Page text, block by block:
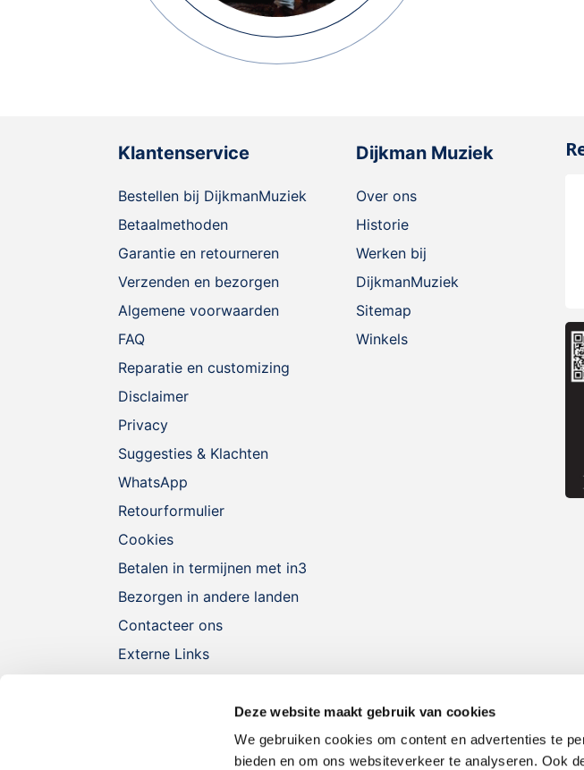
Deze website maakt gebruik van cookies
We gebruiken cookies om content en advertenties te
bieden en om ons websiteverkeer te analyseren. Ook
Klantenservice
Bestellen bij DijkmanMuziek
Betaalmethoden
Garantie en retourneren
Verzenden en bezorgen
Algemene voorwaarden
FAQ
Reparatie en customizing
Disclaimer
Privacy
Suggesties & Klachten
WhatsApp
Retourformulier
Cookies
Betalen in termijnen met in3
Bezorgen in andere landen
Contacteer ons
Externe Links
Dijkman Muziek
Over ons
Historie
Werken bij
DijkmanMuziek
Sitemap
Winkels
Alle prijzen zijn inclusief